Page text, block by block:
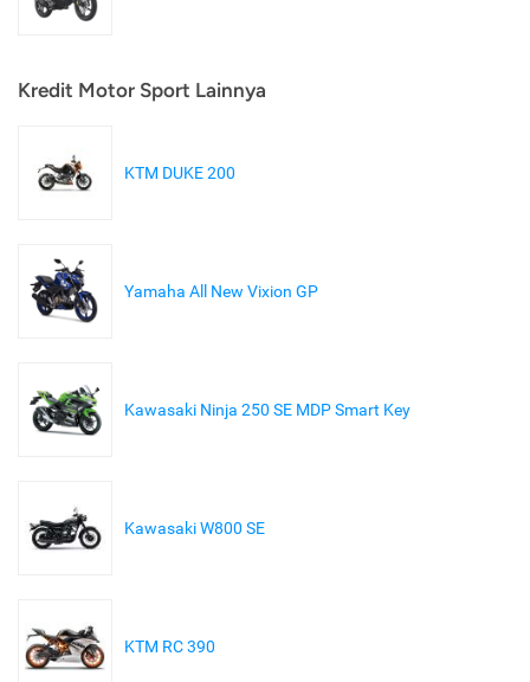
Kredit Motor Sport Lainnya
KTM DUKE 200
Yamaha All New Vixion GP
Kawasaki Ninja 250 SE MDP Smart Key
Kawasaki W800 SE
KTM RC 390